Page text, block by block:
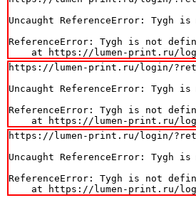
Uncaught ReferenceError: Tygh
ReferenceError: Tygh is not
at https://lumen-print.ru/
https://lumen-print.ru/login/
Uncaught ReferenceError: Tygh
ReferenceError: Tygh is not
at https://lumen-print.ru/
https://lumen-print.ru/login/
Uncaught ReferenceError: Tygh
ReferenceError: Tygh is not
at https://lumen-print.ru/